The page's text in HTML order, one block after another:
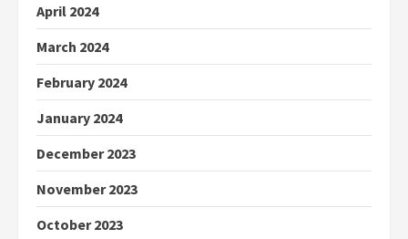
April 2024
March 2024
February 2024
January 2024
December 2023
November 2023
October 2023